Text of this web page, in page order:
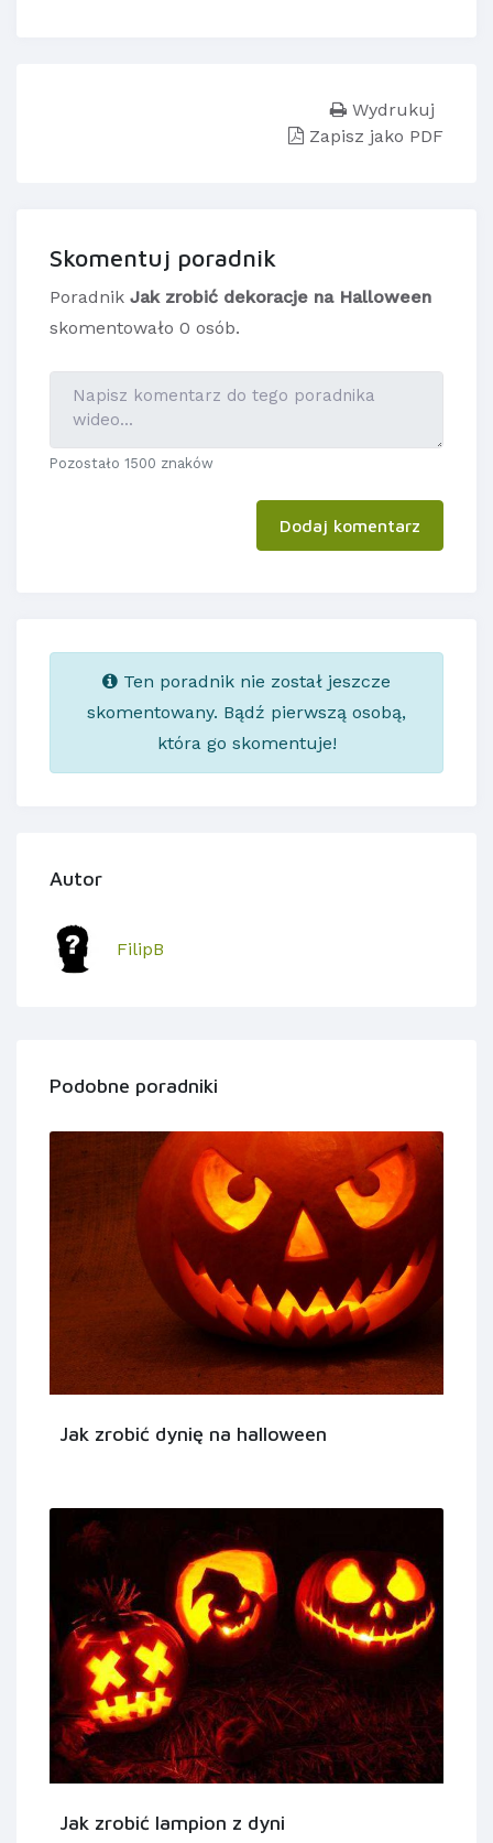
Wydrukuj
Zapisz jako PDF
Skomentuj poradnik
Poradnik Jak zrobić dekoracje na Halloween
skomentowało 0 osób.
Pozostało 1500 znaków
Dodaj komentarz
Ten poradnik nie został jeszcze
skomentowany. Bądź pierwszą osobą,
która go skomentuje!
Autor
FilipB
Podobne poradniki
Jak zrobić dynię na halloween
Jak zrobić lampion z dyni